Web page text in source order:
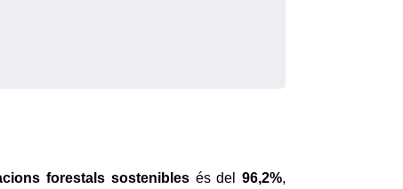
forestals sosteniblesés del96,2%,